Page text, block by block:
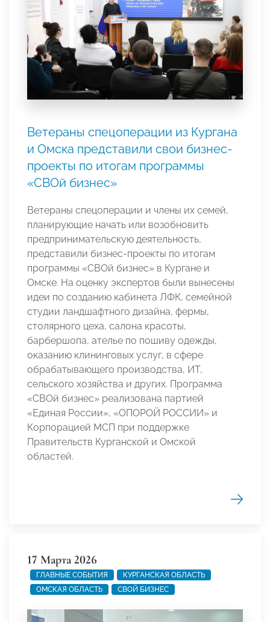
Ветераны спецоперации из Кургана
и Омска представили свои бизнес-
проекты по итогам программы
«СВОй бизнес»
Ветераны спецоперации и члены их семей,
планирующие начать или возобновить
предпринимательскую деятельность,
представили бизнес-проекты по итогам
программы «СВОй бизнес» в Кургане и
Омске. На оценку экспертов были вынесены
идеи по созданию кабинета ЛФК, семейной
студии ландшафтного дизайна, фермы,
столярного цеха, салона красоты,
барбершопа, ателье по пошиву одежды,
оказанию клининговых услуг, в сфере
обрабатывающего производства, ИТ,
сельского хозяйства и других. Программа
«СВОй бизнес» реализована партией
«Единая России», «ОПОРОЙ РОССИИ» и
Корпорацией МСП при поддержке
Правительств Курганской и Омской
областей.
17 Марта 2026
ГЛАВНЫЕ СОБЫТИЯ
КУРГАНСКАЯ ОБЛАСТЬ
ОМСКАЯ ОБЛАСТЬ
СВОЙ БИЗНЕС